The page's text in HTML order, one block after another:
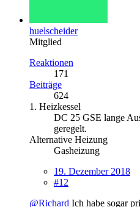
huelscheider
Mitglied
Reaktionen
171
Beiträge
624
1. Heizkessel
DC 25 GSE lange
geregelt.
Alternative Heizung
Gasheizung
19. Dezember 2018
#12
@Richard Ich habe sogar